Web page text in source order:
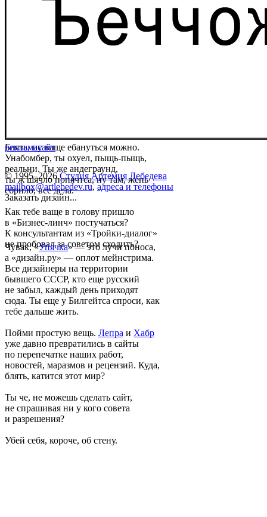
Блять, ну ваще ебануться можно.
Унабомбер, ты охуел, пыщь-пыщь,
реальни. Ты же андеграунд,
ты ж шячло попячтса, ну там, жепь
ебрило, все дела.
Как тебе ваще в голову пришло
в «Бизнес-линч» постучаться?
К консультантам из «Тройки-диалог»
не пробовал за советом сходить?
Чувак, «Упячка» — это лучи поноса,
а «дизайн.ру» — оплот мейнстрима.
Все дизайнеры на территории
бывшего СССР, кто еще русский
не забыл, каждый день приходят
сюда. Ты еще у Билгейтса спроси, как
тебе дальше жить.
Пойми простую вещь. Лепра и Хабр
уже давно превратились в сайты
по перепечатке наших работ,
новостей, маразмов и рецензий. Куда,
блять, катится этот мир?
Ты че, не можешь сделать сайт,
не спрашивая ни у кого совета
и разрешения?
Убей себя, короче, об стену.
рекламасайт
© 1995–2026 Студия Артемия Лебедева
mailbox@artlebedev.ru, адреса и телефоны
Заказать дизайн...